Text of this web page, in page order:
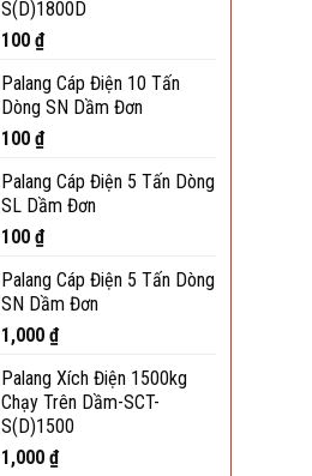
S(D)1800D
100 ₫
Palang Cáp Điện 10 Tấn
Dòng SN Dầm Đơn
100 ₫
Palang Cáp Điện 5 Tấn Dòng
SL Dầm Đơn
100 ₫
Palang Cáp Điện 5 Tấn Dòng
SN Dầm Đơn
1,000 ₫
Palang Xích Điện 1500kg
Chạy Trên Dầm-SCT-
S(D)1500
1,000 ₫